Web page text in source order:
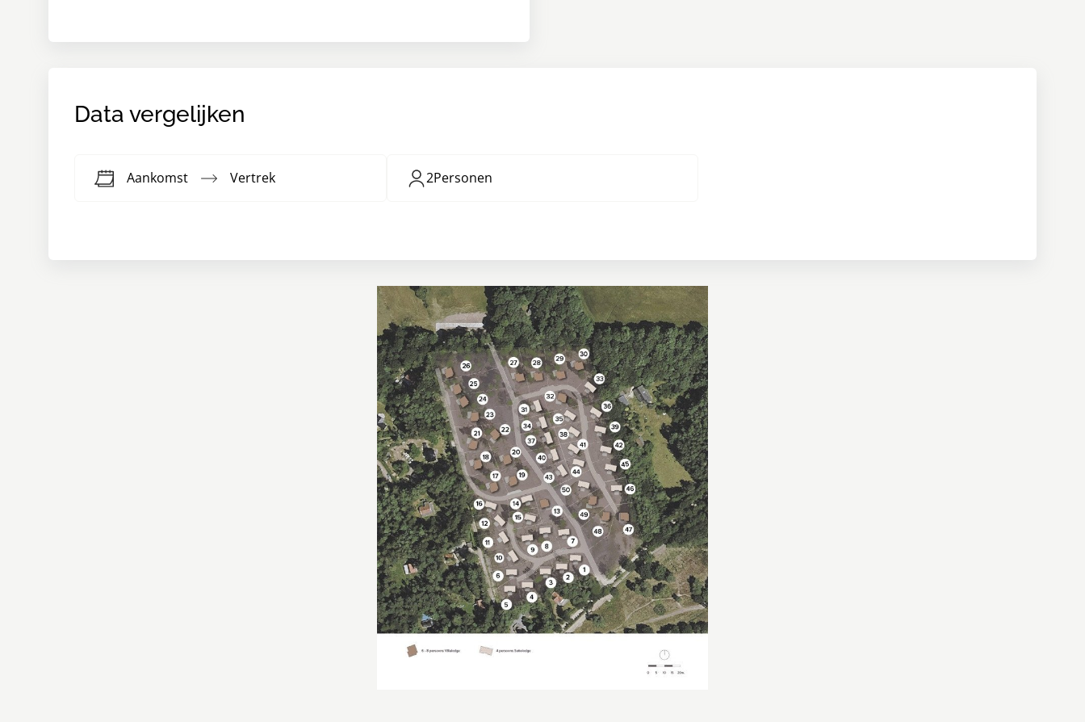
Data vergelijken
Aankomst Vertrek 2Personen